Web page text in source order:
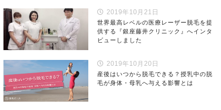
2019年10月21日
世界最高レベルの医療レーザー脱毛を提
供する『銀座藤井クリニック』へインタ
ビューしました
2019年10月20日
産後はいつから脱毛できる？授乳中の脱
毛が身体・母乳へ与える影響とは